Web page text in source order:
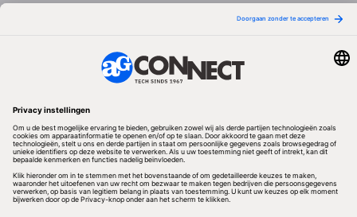
Adverteren
Nieuwsbrieven
Volg ons
Redactionele partner